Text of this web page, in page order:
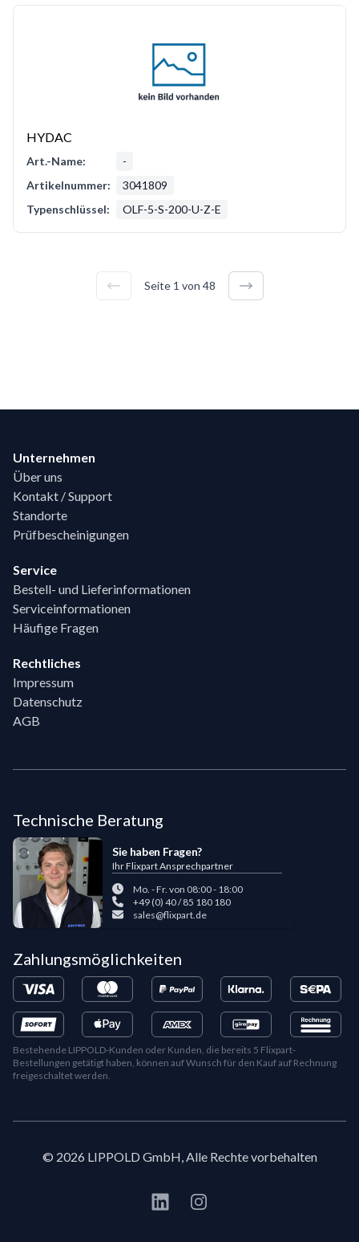
HYDAC
Art.-Name:
-
Artikelnummer:
3041809
Typenschlüssel:
OLF-5-S-200-U-Z-E
Seite 1 von 48
Unternehmen
Über uns
Kontakt / Support
Standorte
Prüfbescheinigungen
Service
Bestell- und Lieferinformationen
Serviceinformationen
Häufige Fragen
Rechtliches
Impressum
Datenschutz
AGB
Technische Beratung
Sie haben Fragen?
Ihr Flixpart Ansprechpartner
Mo. - Fr. von 08:00 - 18:00
+49 (0) 40 / 85 180 180
sales@flixpart.de
Zahlungsmöglichkeiten
Bestehende LIPPOLD-Kunden oder Kunden, die bereits 5 Flixpart-
Bestellungen getätigt haben, können auf Wunsch für den Kauf auf Rechnung
freigeschaltet werden.
© 2026 LIPPOLD GmbH, Alle Rechte vorbehalten
LinkedInInstagram